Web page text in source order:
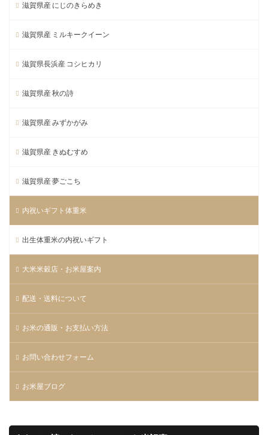
滋賀県産 にじのきらめき
滋賀県産 ミルキークイーン
滋賀県長浜産 コシヒカリ
滋賀県産 秋の詩
滋賀県産 みずかがみ
滋賀県産 きぬむすめ
滋賀県産 夢ごこち
内祝いギフト体重米
出生体重米の内祝いギフト
大米米穀店・お米屋案内
配送・送料について
お米の通販・お支払い方法
お問い合わせフォーム
お米屋ブログ